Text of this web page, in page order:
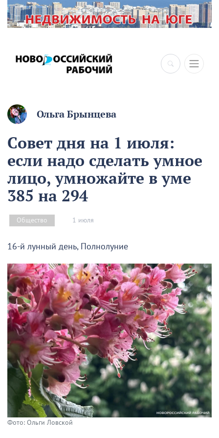
×
Ольга Брынцева
Совет дня на 1 июля:
если надо сделать умное
лицо, умножайте в уме
385 на 294
Общество 1 июля
16-й лунный день, Полнолуние
Фото: Ольги Ловской